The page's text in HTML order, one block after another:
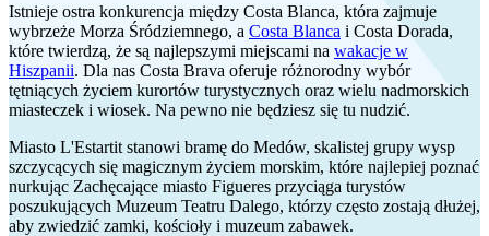
Istnieje ostra konkurencja między Costa Blanca, która zajmuje
wybrzeże Morza Śródziemnego, a Costa Blanca i Costa Dorada,
które twierdzą, że są najlepszymi miejscami na wakacje w
Hiszpanii. Dla nas Costa Brava oferuje różnorodny wybór
tętniących życiem kurortów turystycznych oraz wielu nadmorskich
miasteczek i wiosek. Na pewno nie będziesz się tu nudzić.
Miasto L'Estartit stanowi bramę do Medów, skalistej grupy wysp
szczycących się magicznym życiem morskim, które najlepiej poznać
nurkując Zachęcające miasto Figueres przyciąga turystów
poszukujących Muzeum Teatru Dalego, którzy często zostają dłużej,
aby zwiedzić zamki, kościoły i muzeum zabawek.